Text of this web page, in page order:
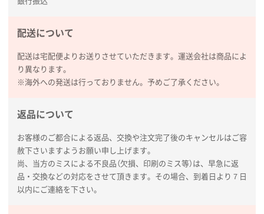
ぺんてる ビクーニャフィール
2026年01月26日 15:45
印刷範囲が広かったから、取扱商品
ワンポイントポリ袋 A4サイズ
納期が比較的短く、ロット数が豊富に選べて価格が安
かったため
山口県P社様
【トートバッグ・エコバッグ】特別ご注文ページ
配送について
配送は宅配便よりお送りさせていただきます。運送会社は商品によ
り異なります。
※海外への発送は行っておりません。予めご了承ください。
返品について
お客様のご都合による返品、交換や注文完了後のキャンセルはご容
赦下さいますようお願い申し上げます。
尚、当方のミスによる不良品（欠損、印刷のミス等）は、早急に返
品・交換などの対応をさせて頂きます。その場合、到着日より７日
以内にご連絡を下さい。